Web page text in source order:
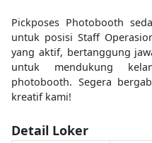
Pickposes Photobooth
untuk posisi Staff
yang aktif, bertanggung
untuk mendukung
photobooth. Segera
kreatif kami!
Detail Loker